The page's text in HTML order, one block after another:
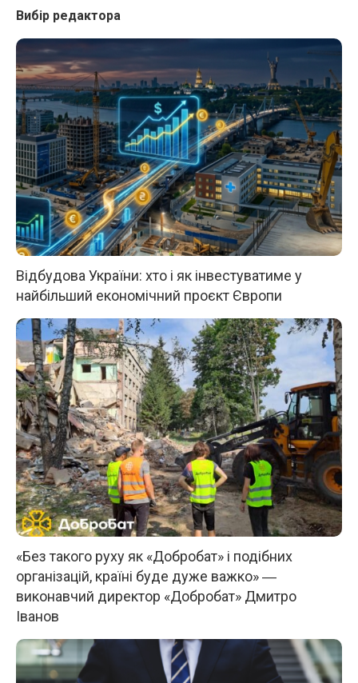
Вибір редактора
Відбудова України: хто і як інвестуватиме у
найбільший економічний проєкт Європи
«Без такого руху як «Добробат» і подібних
організацій, країні буде дуже важко» ―
виконавчий директор «Добробат» Дмитро
Іванов